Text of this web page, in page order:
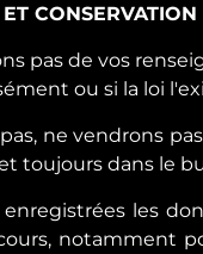
pas de vos
ou si la loi
ne vendrons
toujours dans le
les
notamment